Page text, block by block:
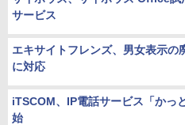
サービス
エキサイトフレンズ、男女表示の
に対応
iTSCOM、IP電話サービス「かっ
始